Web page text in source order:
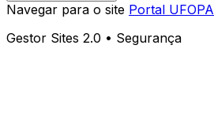
Navegar para o site Portal UFOPA
Gestor Sites 2.0 • Segurança